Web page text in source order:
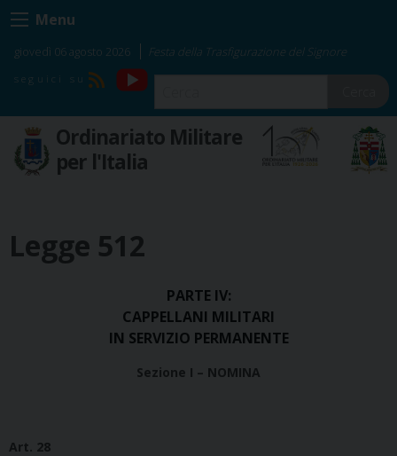
Skip
to
content
Menu
giovedì 06 agosto 2026 Festa della Trasfigurazione del Signore
RSS
YouTube
Ordinariato Militare
per l'Italia
Legge 512
PARTE IV:
CAPPELLANI MILITARI
IN SERVIZIO PERMANENTE
Sezione I – NOMINA
Art. 28